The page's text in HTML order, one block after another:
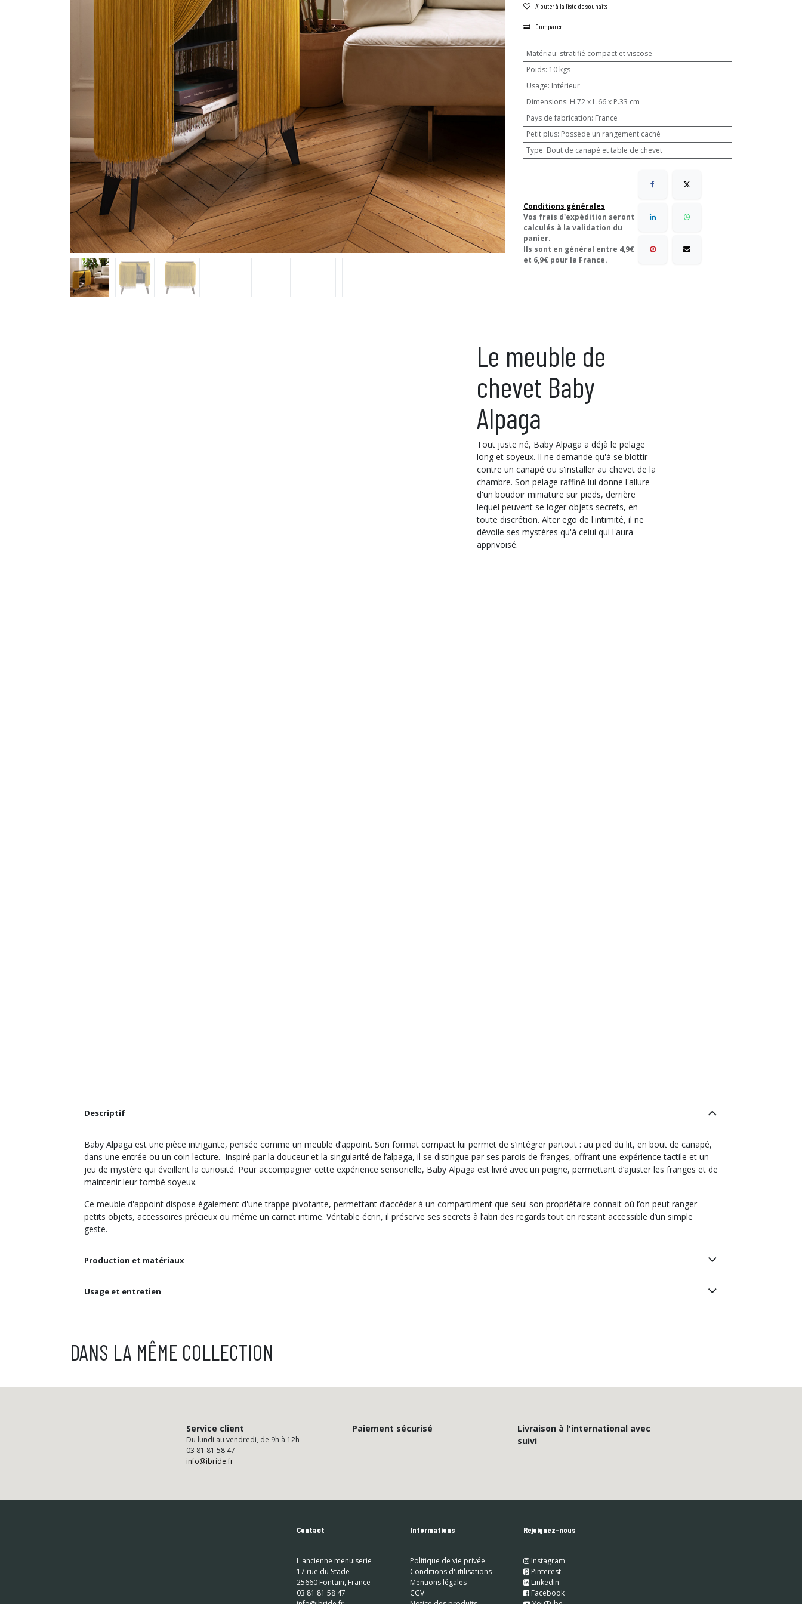
Ajouter à la liste de souhaits
Comparer
Matériau: stratifié compact et viscose
Poids: 10 kgs
Usage: Intérieur
Dimensions: H.72 x L.66 x P.33 cm
Pays de fabrication: France
Petit plus: Possède un rangement caché
Type: Bout de canapé et table de chevet
Conditions générales
Vos frais d'expédition seront
calculés à la validation du
panier.
Ils sont en général entre 4,9€
et 6,9€ pour la France.
Le meuble de
chevet Baby
Alpaga
Tout juste né, Baby Alpaga a déjà le pelage
long et soyeux. Il ne demande qu'à se blottir
contre un canapé ou s'installer au chevet de la
chambre. Son pelage raffiné lui donne l'allure
d'un boudoir miniature sur pieds, derrière
lequel peuvent se loger objets secrets, en
toute discrétion. Alter ego de l'intimité, il ne
dévoile ses mystères qu'à celui qui l'aura
apprivoisé.
Descriptif
Baby Alpaga est une pièce intrigante, pensée comme un meuble d’appoint. Son format compact lui permet de s’intégrer partout : au pied du lit, en bout de canapé,
dans une entrée ou un coin lecture. Inspiré par la douceur et la singularité de l’alpaga, il se distingue par ses parois de franges, offrant une expérience tactile et un
jeu de mystère qui éveillent la curiosité. Pour accompagner cette expérience sensorielle, Baby Alpaga est livré avec un peigne, permettant d’ajuster les franges et de
maintenir leur tombé soyeux.
Ce meuble d'appoint dispose également d'une trappe pivotante, permettant d’accéder à un compartiment que seul son propriétaire connait où l’on peut ranger
petits objets, accessoires précieux ou même un carnet intime. Véritable écrin, il préserve ses secrets à l’abri des regards tout en restant accessible d’un simple
geste.
Production et matériaux
Usage et entretien
DANS LA MÊME COLLECTION
Livraison à l'international avec
suivi
Paiement sécurisé
Service client
Du lundi au vendredi, de 9h à 12h
03 81 81 58 47
info@ibride.fr
Contact
L'ancienne menuiserie
17 rue du Stade
25660 Fontain, France
03 81 81 58 47
Informations
Politique de vie privée
Conditions d'utilisations
Mentions légales
CGV
Rejoignez-nous
Instagram
Pinterest
LinkedIn
​ Facebook